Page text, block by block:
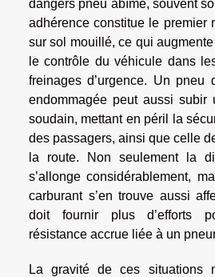
dangers pneu abîmé, souvent
adhérence constitue le premier
sur sol mouillé, ce qui
le contrôle du véhicule dans
freinages d’urgence. Un pneu
endommagée peut aussi subir
soudain, mettant en péril la
des passagers, ainsi que celle
la route. Non seulement la
s’allonge considérablement,
carburant s’en trouve aussi
doit fournir plus d’efforts
résistance accrue liée à un
La gravité de ces situations